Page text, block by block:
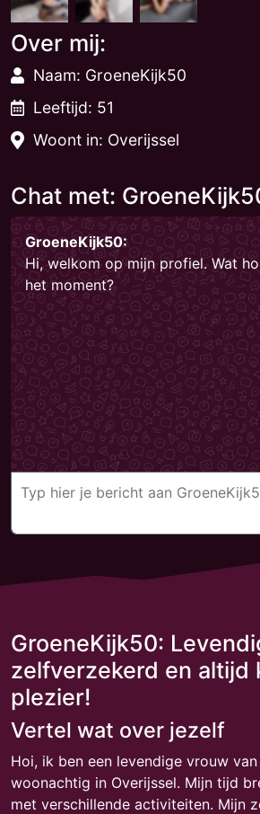
Over mij:
Naam: GroeneKijk50
Leeftijd: 51
Woont in: Overijssel
Chat met:
GroeneKijk50:
Hi, welkom op mijn profiel. Wat
het moment?
GroeneKijk50:
zelfverzekerd en altijd
plezier!
Vertel wat over jezelf
Hoi, ik ben een levendige vrouw
woonachtig in Overijssel. Mijn tijd
met verschillende activiteiten. Mijn